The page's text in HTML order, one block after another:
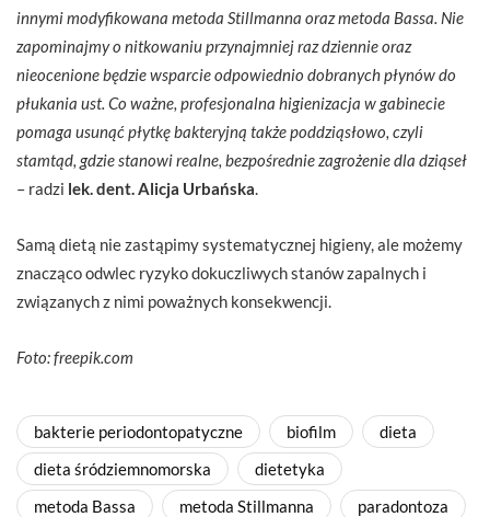
innymi modyfikowana metoda Stillmanna oraz metoda Bassa. Nie
zapominajmy o nitkowaniu przynajmniej raz dziennie oraz
nieocenione będzie wsparcie odpowiednio dobranych płynów do
płukania ust. Co ważne, profesjonalna higienizacja w gabinecie
pomaga usunąć płytkę bakteryjną także poddziąsłowo, czyli
stamtąd, gdzie stanowi realne, bezpośrednie zagrożenie dla dziąseł
– radzi lek. dent. Alicja Urbańska
Samą dietą nie zastąpimy systematycznej higieny, ale możemy
znacząco odwlec ryzyko dokuczliwych stanów zapalnych i
związanych z nimi poważnych konsekwencji.
Foto: freepik.com
bakterie periodontopatyczne biofilm
dieta
dieta śródziemnomorska
dietetyka
metoda Bassa
metoda Stillmanna
paradontoza